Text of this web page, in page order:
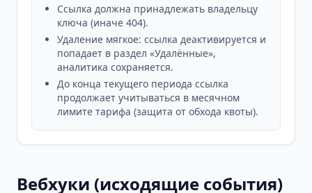
Ссылка должна принадлежать владельцу
ключа (иначе 404).
Удаление мягкое: ссылка деактивируется и
попадает в раздел «Удалённые»,
аналитика сохраняется.
До конца текущего периода ссылка
продолжает учитываться в месячном
лимите тарифа (защита от обхода квоты).
Вебхуки (исходящие события)